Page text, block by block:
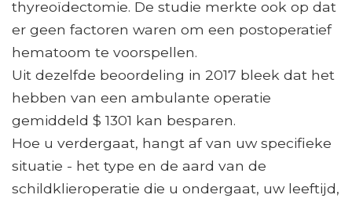
thyreoïdectomie. De studie merkte ook op dat
er geen factoren waren om een ​​postoperatief
hematoom te voorspellen.
Uit dezelfde beoordeling in 2017 bleek dat het
hebben van een ambulante operatie
gemiddeld $ 1301 kan besparen.
Hoe u verdergaat, hangt af van uw specifieke
situatie - het type en de aard van de
schildklieroperatie die u ondergaat, uw leeftijd,